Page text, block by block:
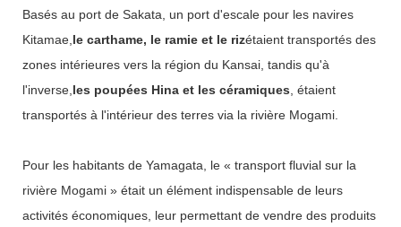
Basés au port de Sakata, un port d'escale pour les navires
Kitamae, le carthame, le ramie et le rizétaient transportés des
zones intérieures vers la région du Kansai, tandis qu'à
l'inverse, les poupées Hina et les céramiques , étaient
transportés à l'intérieur des terres via la rivière Mogami.
Pour les habitants de Yamagata, le « transport fluvial sur la
rivière Mogami » était un élément indispensable de leurs
activités économiques, leur permettant de vendre des produits